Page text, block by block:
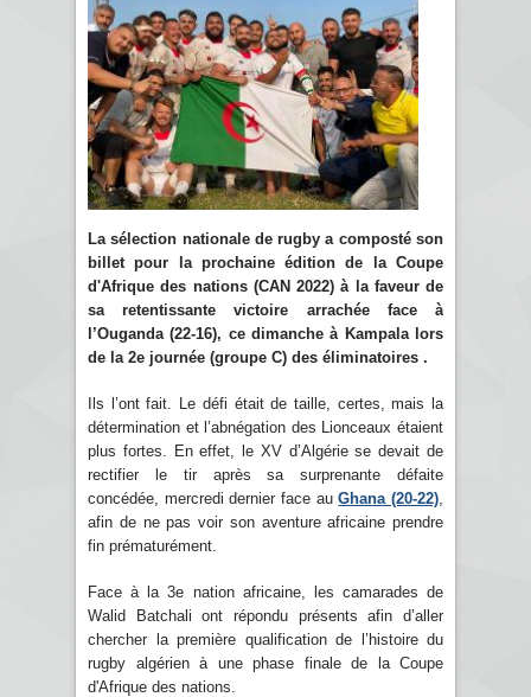
La sélection nationale de rugby a composté son
billet pour la prochaine édition de la Coupe
d'Afrique des nations (CAN 2022) à la faveur de
sa retentissante victoire arrachée face à
l’Ouganda (22-16), ce dimanche à Kampala lors
de la 2e journée (groupe C) des éliminatoires .
Ils l’ont fait. Le défi était de taille, certes, mais la
détermination et l’abnégation des Lionceaux étaient
plus fortes. En effet, le XV d’Algérie se devait de
rectifier le tir après sa surprenante défaite
concédée, mercredi dernier face auGhana (20-22)
afin de ne pas voir son aventure africaine prendre
fin prématurément.
Face à la 3e nation africaine, les camarades de
Walid Batchali ont répondu présents afin d’aller
chercher la première qualification de l’histoire du
rugby algérien à une phase finale de la Coupe
d'Afrique des nations.